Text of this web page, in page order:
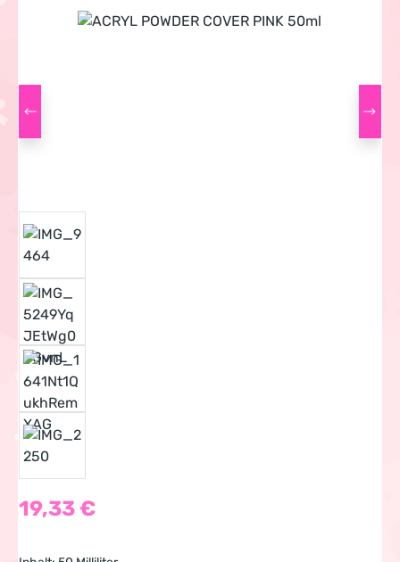
Bildergalerie überspringen
Regulärer Preis:
19,33 €